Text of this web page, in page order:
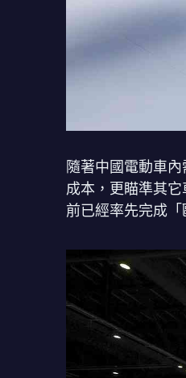
隨著中國電動車
成本，更瞄準其
前已經率先完成「